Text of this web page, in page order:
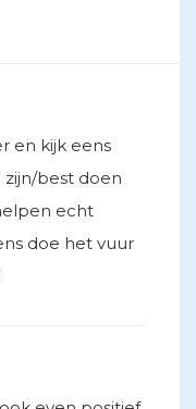
en kijk eens
best doen
echt
doe het vuur